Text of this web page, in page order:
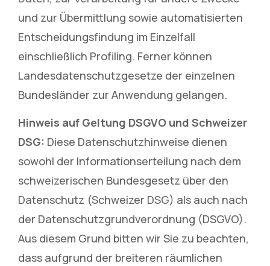
und zur Übermittlung sowie automatisierten
Entscheidungsfindung im Einzelfall
einschließlich Profiling. Ferner können
Landesdatenschutzgesetze der einzelnen
Bundesländer zur Anwendung gelangen.
Hinweis auf Geltung DSGVO und Schweizer
DSG: Diese Datenschutzhinweise dienen
sowohl der Informationserteilung nach dem
schweizerischen Bundesgesetz über den
Datenschutz (Schweizer DSG) als auch nach
der Datenschutzgrundverordnung (DSGVO).
Aus diesem Grund bitten wir Sie zu beachten,
dass aufgrund der breiteren räumlichen